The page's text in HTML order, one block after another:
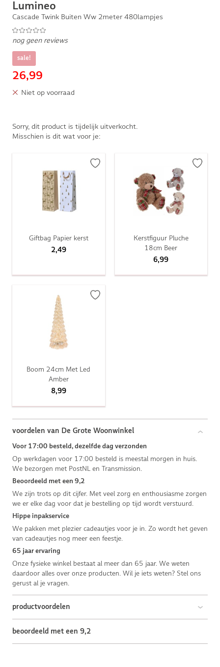
Lumineo
Cascade Twink Buiten Ww 2meter 480lampjes
nog geen reviews
sale!
26,99
Niet op voorraad
Sorry, dit product is tijdelijk uitverkocht.
Misschien is dit wat voor je:
Giftbag Papier kerst
2,49
Kerstfiguur Pluche
18cm Beer
6,99
Boom 24cm Met Led
Amber
8,99
voordelen van De Grote Woonwinkel
Voor 17:00 besteld, dezelfde dag verzonden
Op werkdagen voor 17:00 besteld is meestal morgen in huis.
We bezorgen met PostNL en Transmission.
Beoordeeld met een 9,2
We zijn trots op dit cijfer. Met veel zorg en enthousiasme zorgen
we er elke dag voor dat je bestelling op tijd wordt verstuurd.
Hippe inpakservice
We pakken met plezier cadeautjes voor je in. Zo wordt het geven
van cadeautjes nog meer een feestje.
65 jaar ervaring
Onze fysieke winkel bestaat al meer dan 65 jaar. We weten
daardoor alles over onze producten. Wil je iets weten? Stel ons
gerust al je vragen.
productvoordelen
beoordeeld met een 9,2